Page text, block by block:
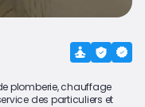
plomberie, chauffage
des particuliers et